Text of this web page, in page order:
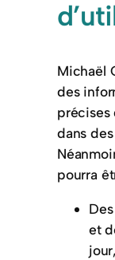
Michaël
des
précises
dans
pourra
et